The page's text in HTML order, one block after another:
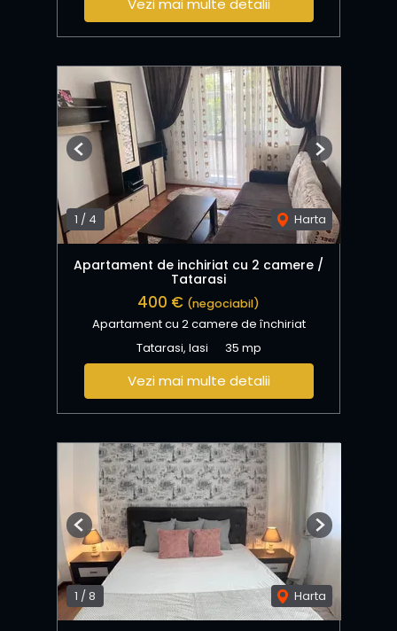
Vezi mai multe detalii
1 / 4 Harta
Previous Next
Apartament de inchiriat cu 2 camere /
Tatarasi
400 € (negociabil)
Apartament cu 2 camere de închiriat
Tatarasi, Iasi
35 mp
Vezi mai multe detalii
1 /8 Harta
Previous Next